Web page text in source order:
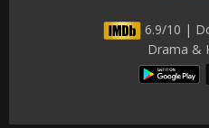
6.9/10 |
Drama &